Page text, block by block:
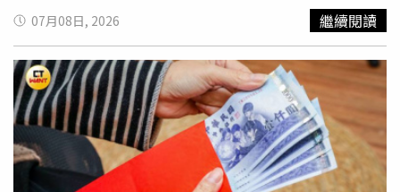
有屬於自己的房子，回鄉不但薪水更低，也未必能改善生
活，因此即使面對高房租，仍會選擇留在台北努力打拚。討
論串曝光後，支持與反對意見各有擁護者。有人認為，北漂
最大的代價就是居住成本與購屋壓力；也有人認為，只要能
換來更好的薪資、職涯發展與生活選擇，高房租仍是可以接
受的成本。究竟該留在雙北繼續打拚，還是回到家鄉重新開
始，也再次掀起網友熱烈討論。
近10億元的風波，今年1月國泰例行性檢查赫然發現出事
了，並緊急通報金管會，已就全委部分先補償法人客戶共達
4.54億元。此時，金管會、國泰金皆未公開發生此事。國泰
投信於2026年6月15日在官網的一則「基金淨值重新核算暨
投資人權益保障」公告，掀開10億天價踩雷風暴。（圖／截
自國泰投信官網）6月15日，國泰投信在自家官網的一則8
檔基金淨值重新核算公告，引發媒體好奇、追問公司與金管
會，結果金管會、國泰皆回答不出是人為疏漏申報、亦或是
勾稽系統哪裡失靈；僅知道結果，即是該部分涉及到5萬多
07月08日, 2026 繼續閱讀